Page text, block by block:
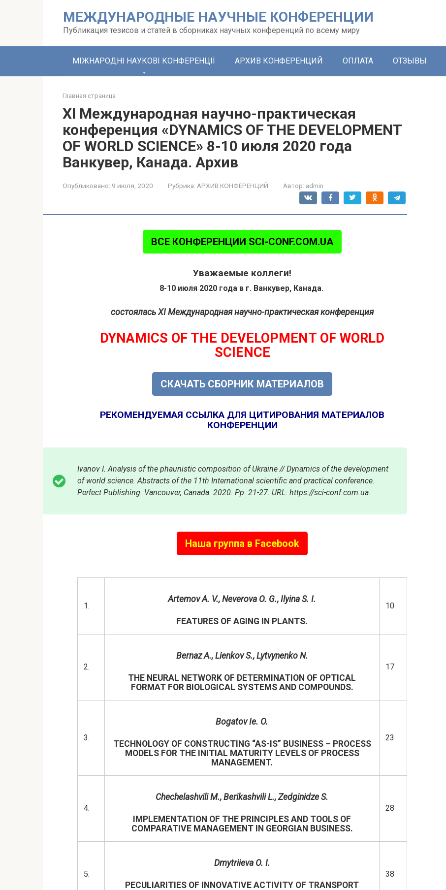
МЕЖДУНАРОДНЫЕ НАУЧНЫЕ КОНФЕРЕНЦИИ
Публикация тезисов и статей в сборниках научных конференций по всему миру
МІЖНАРОДНІ НАУКОВІ КОНФЕРЕНЦІЇ АРХИВ КОНФЕРЕНЦИЙ ОПЛАТА ОТЗЫВЫ
Главная страница
XI Международная научно-практическая
конференция «DYNAMICS OF THE DEVELOPMENT
OF WORLD SCIENCE» 8-10 июля 2020 года
Ванкувер, Канада. Архив
Опубликовано: 9 июля, 2020 Рубрика: АРХИВ КОНФЕРЕНЦИЙ Автор: admin
ВСЕ КОНФЕРЕНЦИИ SCI-CONF.COM.UA
Уважаемые коллеги!
8-10 июля 2020 года в г. Ванкувер, Канада.
состоялась ХI Международная научно-практическая конференция
DYNAMICS OF THE DEVELOPMENT OF WORLD
SCIENCE
СКАЧАТЬ СБОРНИК МАТЕРИАЛОВ
РЕКОМЕНДУЕМАЯ ССЫЛКА ДЛЯ ЦИТИРОВАНИЯ МАТЕРИАЛОВ
КОНФЕРЕНЦИИ
Ivanov I. Analysis of the phaunistic composition of Ukraine // Dynamics of the development
of world science. Abstracts of the 11th International scientific and practical conference.
Perfect Publishing. Vancouver, Canada. 2020. Pp. 21-27. URL: https://sci-conf.com.ua.
Наша группа в Facebook
1.
Artemov A. V., Neverova O. G., Ilyina S. I.
FEATURES OF AGING IN PLANTS.
10
2.
Bernaz A., Lienkov S., Lytvynenko N.
THE NEURAL NETWORK OF DETERMINATION OF OPTICAL
FORMAT FOR BIOLOGICAL SYSTEMS AND COMPOUNDS.
17
3.
Bogatov Ie. O.
TECHNOLOGY OF CONSTRUCTING “AS-IS” BUSINESS – PROCESS
MODELS FOR THE INITIAL MATURITY LEVELS OF PROCESS
MANAGEMENT.
23
4.
Chechelashvili M., Berikashvili L., Zedginidze S.
IMPLEMENTATION OF THE PRINCIPLES AND TOOLS OF
COMPARATIVE MANAGEMENT IN GEORGIAN BUSINESS.
28
5.
Dmytriieva O. I.
PECULIARITIES OF INNOVATIVE ACTIVITY OF TRANSPORT
38